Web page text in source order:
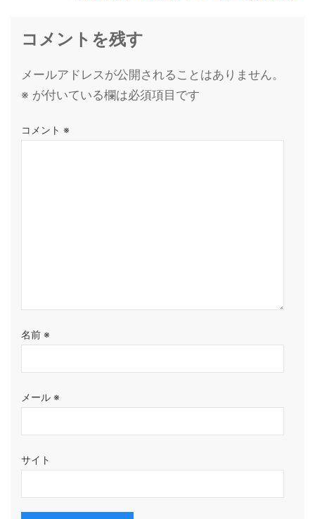
コメントを残す
メールアドレスが公開されることはありません。
※ が付いている欄は必須項目です
コメント ※
名前 ※
メール ※
サイト